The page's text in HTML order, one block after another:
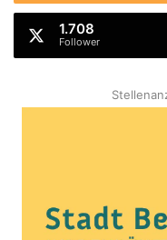
1.708
Follower